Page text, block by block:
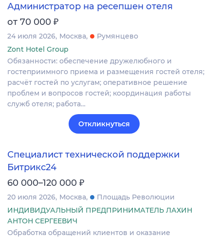
Администратор на ресепшен отеля
от 70 000 ₽
24 июля 2026 Москва
Румянцево
Zont Hotel Group
Обязанности: обеспечение дружелюбного и
гостеприимного приема и размещения гостей отеля;
расчёт гостей по услугам; оперативное решение
проблем и вопросов гостей; координация работы
служб отеля; работа…
Откликнуться
Специалист технической поддержки
Битрикс24
60 000–120 000 ₽
20 июля 2026 Москва
Площадь Революции
ИНДИВИДУАЛЬНЫЙ ПРЕДПРИНИМАТЕЛЬ ЛАХИН
АНТОН СЕРГЕЕВИЧ
Обработка обращений клиентов и оказание